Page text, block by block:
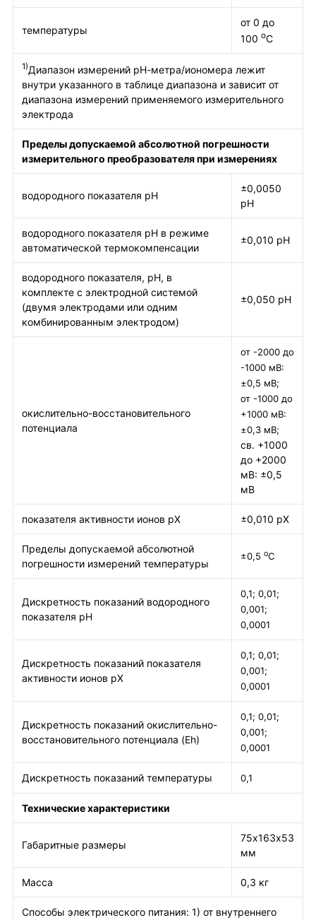
температуры
от 0 до
100 оС
1)Диапазон измерений рН-метра/иономера лежит
внутри указанного в таблице диапазона и зависит от
диапазона измерений применяемого измерительного
электрода
Пределы допускаемой абсолютной погрешности
измерительного преобразователя при измерениях
водородного показателя рН
±0,0050
рН
водородного показателя рН в режиме
автоматической термокомпенсации
±0,010 рН
водородного показателя, рН, в
комплекте с электродной системой
(двумя электродами или одним
комбинированным электродом)
±0,050 рН
окислительно-восстановительного
потенциала
от -2000 до
-1000 мВ:
±0,5 мВ;
от -1000 до
+1000 мВ:
±0,3 мВ;
св. +1000
до +2000
мВ: ±0,5
мВ
показателя активности ионов рХ ±0,010 рХ
Пределы допускаемой абсолютной
погрешности измерений температуры
±0,5 оС
Дискретность показаний водородного
показателя рН
0,1; 0,01;
0,001;
0,0001
Дискретность показаний показателя
активности ионов рХ
0,1; 0,01;
0,001;
0,0001
Дискретность показаний окислительно-
восстановительного потенциала (Eh)
0,1; 0,01;
0,001;
0,0001
Дискретность показаний температуры 0,1
Технические характеристики
Габаритные размеры
75х163х53
мм
Масса 0,3 кг
Способы электрического питания: 1) от внутреннего